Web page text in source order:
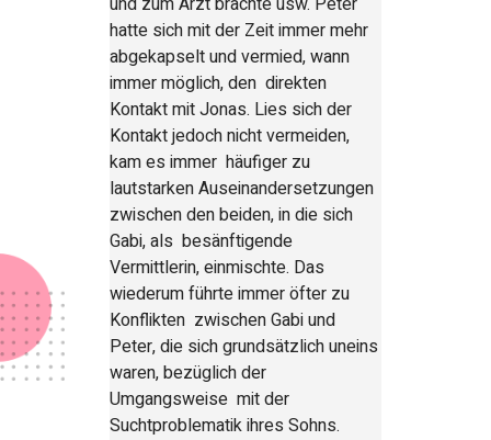
hatte sich mit der Zeit immer mehr
abgekapselt und vermied, wann
immer möglich, den direkten
Kontakt mit Jonas. Lies sich der
Kontakt jedoch nicht vermeiden,
kam es immer häufiger zu
lautstarken Auseinandersetzungen
zwischen den beiden, in die sich
Gabi, als besänftigende
Vermittlerin, einmischte. Das
wiederum führte immer öfter zu
Konflikten zwischen Gabi und
Peter, die sich grundsätzlich uneins
waren, bezüglich der
Umgangsweise mit der
Suchtproblematik ihres Sohns.